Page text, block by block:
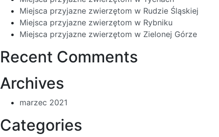
Miejsca przyjazne zwierzętom w Rudzie Śląskiej
Miejsca przyjazne zwierzętom w Rybniku
Miejsca przyjazne zwierzętom w Zielonej Górze
Recent Comments
Archives
marzec 2021
Categories